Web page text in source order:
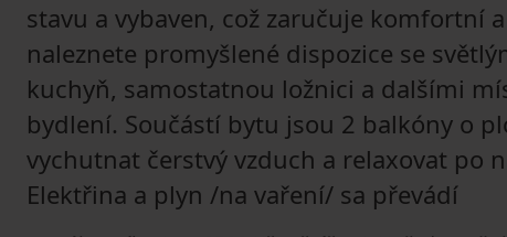
stavu a vybaven, což zaručuje komfortní
naleznete promyšlené dispozice se
kuchyň, samostatnou ložnici a dalšími
bydlení. Součástí bytu jsou 2 balkóny o
vychutnat čerstvý vzduch a relaxovat po
Elektřina a plyn /na vaření/ sa převádí